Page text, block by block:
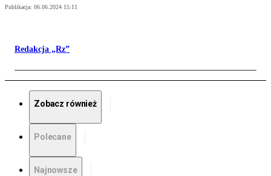
Publikacja: 06.06.2024 15:11
Redakcja „Rz”
Zobacz również
Polecane
Najnowsze